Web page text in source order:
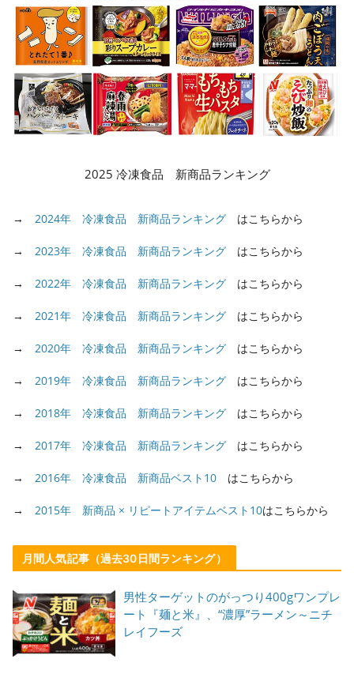
2025 冷凍食品 新商品ランキング
→ 2024年 冷凍食品 新商品ランキング はこちらから
→ 2023年 冷凍食品 新商品ランキング はこちらから
→ 2022年 冷凍食品 新商品ランキング はこちらから
→ 2021年 冷凍食品 新商品ランキング はこちらから
→ 2020年 冷凍食品 新商品ランキング はこちらから
→ 2019年 冷凍食品 新商品ランキング はこちらから
→ 2018年 冷凍食品 新商品ランキング はこちらから
→ 2017年 冷凍食品 新商品ランキング はこちらから
→ 2016年 冷凍食品 新商品ベスト10 はこちらから
→ 2015年 新商品 × リピートアイテムベスト10はこちらから
月間人気記事（過去30日間ランキング）
男性ターゲットのがっつり400gワンプレ
ート『麺と米』、“濃厚”ラーメン～ニチ
レイフーズ